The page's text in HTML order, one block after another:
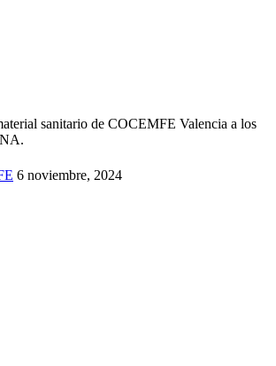
6 noviembre, 2024